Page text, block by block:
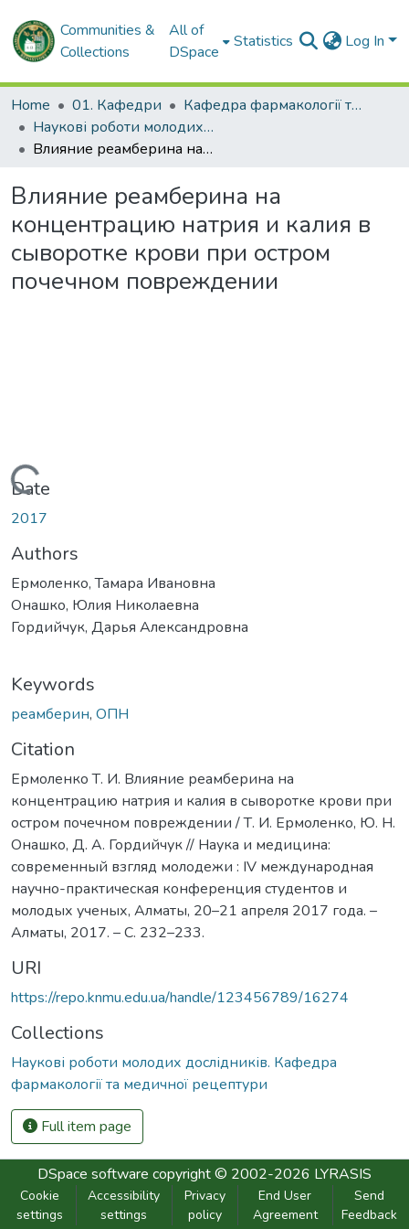
Communities &
Collections
All of
DSpace
Statistics Log In
Home 01. Кафедри
Кафедра фармакології та медичної рецептури
Наукові роботи молодих дослідників. Кафедра фармакології та медичної рецептури
Влияние реамберина на концентрацию натрия и калия в сыворотке крови при остром почечном повреждении
Влияние реамберина на
концентрацию натрия и калия в
сыворотке крови при остром
почечном повреждении
Loading...
Date
2017
Authors
Ермоленко, Тамара Ивановна
Онашко, Юлия Николаевна
Гордийчук, Дарья Александровна
Keywords
реамберин, ОПН
Citation
Ермоленко Т. И. Влияние реамберина на
концентрацию натрия и калия в сыворотке крови при
остром почечном повреждении / Т. И. Ермоленко, Ю. Н.
Онашко, Д. А. Гордийчук // Наука и медицина:
современный взгляд молодежи : IV международная
научно-практическая конференция студентов и
молодых ученых, Алматы, 20–21 апреля 2017 года. –
Алматы, 2017. – С. 232–233.
URI
https://repo.knmu.edu.ua/handle/123456789/16274
Collections
Наукові роботи молодих дослідників. Кафедра
фармакології та медичної рецептури
Full item page
DSpace software copyright © 2002-2026 LYRASIS
Cookie
settings
Accessibility
settings
Privacy
policy
End User
Agreement
Send
Feedback